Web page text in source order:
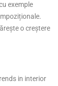
exemple
o creștere
in interior